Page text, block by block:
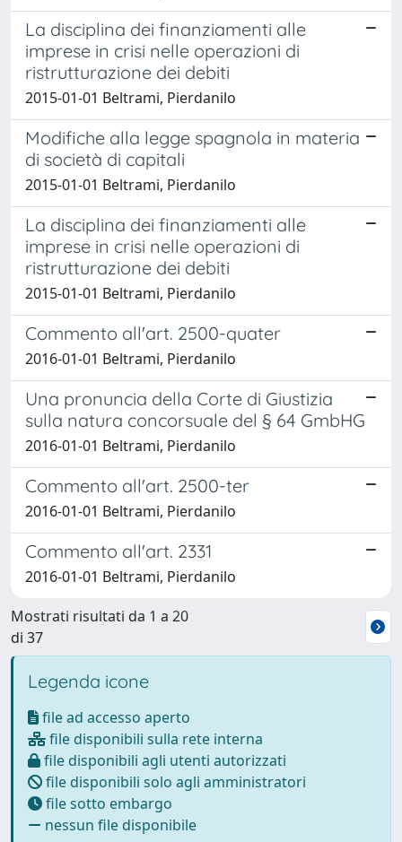
La disciplina dei finanziamenti alle
imprese in crisi nelle operazioni di
ristrutturazione dei debiti
2015-01-01 Beltrami, Pierdanilo
Modifiche alla legge spagnola in materia
di società di capitali
2015-01-01 Beltrami, Pierdanilo
La disciplina dei finanziamenti alle
imprese in crisi nelle operazioni di
ristrutturazione dei debiti
2015-01-01 Beltrami, Pierdanilo
Commento all'art. 2500-quater
2016-01-01 Beltrami, Pierdanilo
Una pronuncia della Corte di Giustizia
sulla natura concorsuale del § 64 GmbHG
2016-01-01 Beltrami, Pierdanilo
Commento all'art. 2500-ter
2016-01-01 Beltrami, Pierdanilo
Commento all'art. 2331
2016-01-01 Beltrami, Pierdanilo
Mostrati risultati da 1 a 20
di 37
Legenda icone
file ad accesso aperto
file disponibili sulla rete interna
file disponibili agli utenti autorizzati
file disponibili solo agli amministratori
file sotto embargo
nessun file disponibile